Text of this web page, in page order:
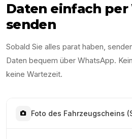
Daten einfach
senden
Sobald Sie alles parat haben,
Daten bequem über WhatsApp.
keine Wartezeit.
Foto des Fahrzeugscheins